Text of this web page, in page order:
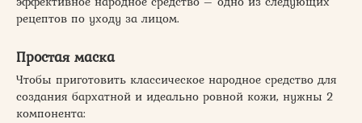
рецептов по уходу за лицом.
Простая маска
Чтобы приготовить классическое народное средство для
создания бархатной и идеально ровной кожи, нужны 2
компонента: